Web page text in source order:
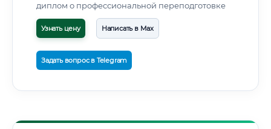
диплом о профессиональной переподготовке
Узнать цену Написать в Max
Задать вопрос в Telegram